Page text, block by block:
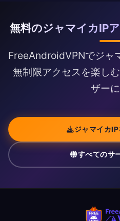
無料のジャマイカIP
FreeAndroidVPNでジャ
無制限アクセスを楽し
ザー
ジャマイカ
すべてのサ